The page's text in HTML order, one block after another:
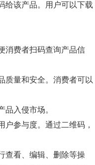
给该产品。用户可以下载
消费者扫码查询产品信
质量和安全。消费者可以
入侵市场。
参与度。通过二维码，
查看、编辑、删除等操